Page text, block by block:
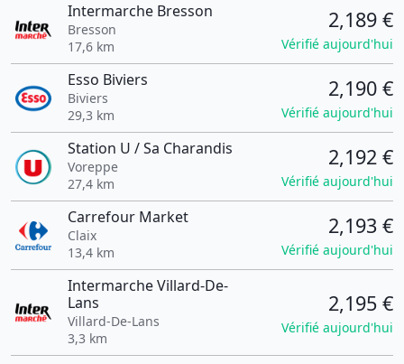
Intermarche Bresson
Bresson
17,6 km
2,189 €
Vérifié aujourd'hui
Esso Biviers
Biviers
29,3 km
2,190 €
Vérifié aujourd'hui
Station U / Sa Charandis
Voreppe
27,4 km
2,192 €
Vérifié aujourd'hui
Carrefour Market
Claix
13,4 km
2,193 €
Vérifié aujourd'hui
Intermarche Villard-De-
Lans
Villard-De-Lans
3,3 km
2,195 €
Vérifié aujourd'hui